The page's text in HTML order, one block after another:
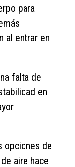
para
al entrar en
falta de
en
opciones de
aire hace